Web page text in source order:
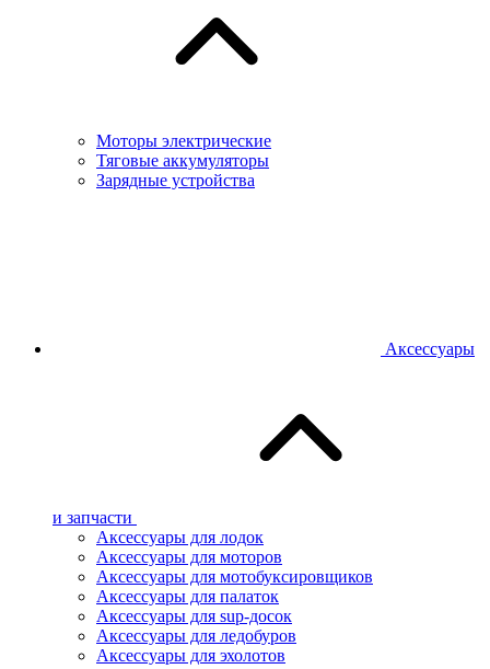
Моторы электрические
Тяговые аккумуляторы
Зарядные устройства
Аксессуары
и запчасти
Аксессуары для лодок
Аксессуары для моторов
Аксессуары для мотобуксировщиков
Аксессуары для палаток
Аксессуары для sup-досок
Аксессуары для ледобуров
Аксессуары для эхолотов